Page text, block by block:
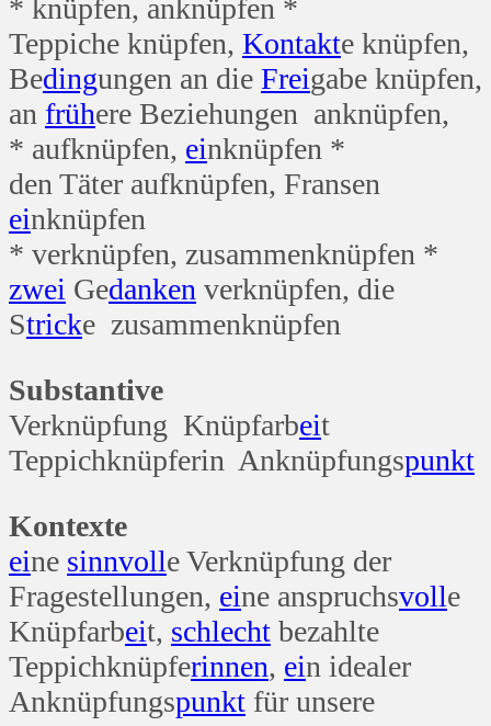
* knüpfen, anknüpfen *
Teppiche knüpfen, Kontakte knüpfen,
Bedingungen an die Freigabe knüpfen,
an frühere Beziehungen anknüpfen,
* aufknüpfen, einknüpfen *
den Täter aufknüpfen, Fransen
einknüpfen
* verknüpfen, zusammenknüpfen *
zwei Gedanken verknüpfen, die
Stricke zusammenknüpfen
Substantive
Verknüpfung Knüpfarbeit
Teppichknüpferin Anknüpfungspunkt
Kontexte
eine sinnvolle Verknüpfung der
Fragestellungen, eine anspruchsvolle
Knüpfarbeit, schlecht bezahlte
Teppichknüpferinnen, ein idealer
Anknüpfungspunkt für unsere